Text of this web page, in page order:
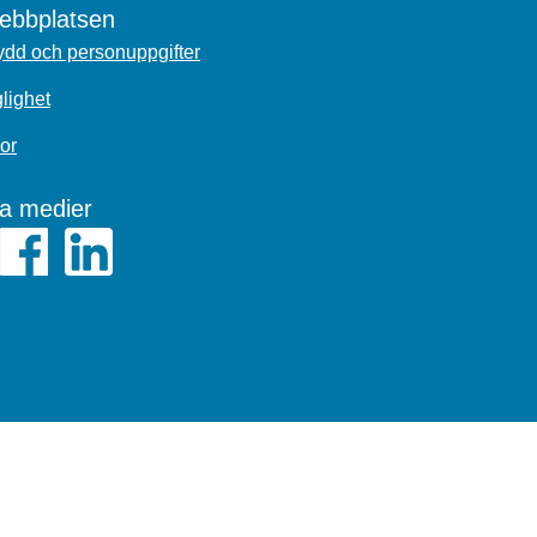
och personuppgifter
medier